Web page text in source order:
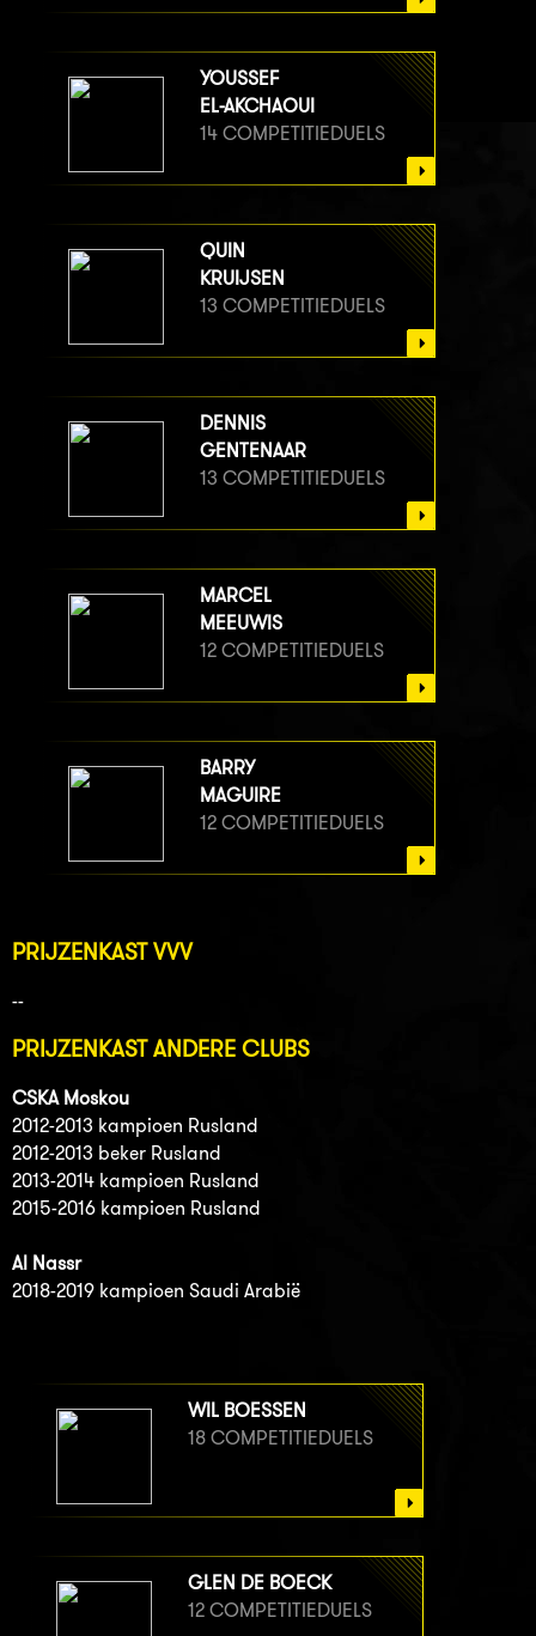
YOUSSEF
EL-AKCHAOUI
14 COMPETITIEDUELS
QUIN
KRUIJSEN
13 COMPETITIEDUELS
DENNIS
GENTENAAR
13 COMPETITIEDUELS
MARCEL
MEEUWIS
12 COMPETITIEDUELS
BARRY
MAGUIRE
12 COMPETITIEDUELS
PRIJZENKAST VVV
--
PRIJZENKAST ANDERE CLUBS
CSKA Moskou
2012-2013 kampioen Rusland
2012-2013 beker Rusland
2013-2014 kampioen Rusland
2015-2016 kampioen Rusland
Al Nassr
2018-2019 kampioen Saudi Arabië
WIL BOESSEN
18 COMPETITIEDUELS
GLEN DE BOECK
12 COMPETITIEDUELS